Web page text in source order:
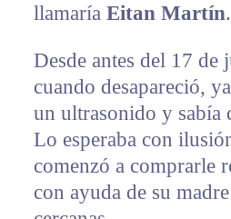
llamaría Eitan Martín.
Desde antes del 17 de
cuando desapareció,
un ultrasonido y sabía
Lo esperaba con
comenzó a comprarle
con ayuda de su